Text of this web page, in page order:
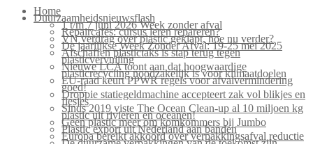
Home
Duurzaamheidsnieuwsflash
1 t/m 7 juni 2026 Week zonder afval
Repaircafés: cursus leren repareren?
VN verdrag over plastic geklapt, hoe nu verder?
De jaarlijkse Week Zonder Afval: 19-25 mei 2025
Afschaffen plastictaks is stap terug tegen
plasticvervuiling
Nieuwe LCA toont aan dat hoogwaardige
plasticrecycling noodzakelijk is voor klimaatdoelen
EU-raad keurt PPWR regels voor afvalvermindering
goed!
Droppie statiegeldmachine accepteert zak vol blikjes en
flesjes
Sinds 2019 viste The Ocean Clean-up al 10 miljoen kg
plastic uit rivieren en oceanen!
Geen plastic meer om komkommers bij Jumbo
Plastic export uit Nederland aan banden
Europa bereikt akkoord over verpakkingsafval reductie